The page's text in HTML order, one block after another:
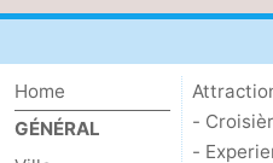
pour
Adresses
Home
GÉNÉRAL
-
-